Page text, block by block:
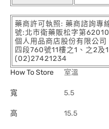
藥商許可執照: 藥商諮詢
號:北市衛藥販松字第
個人用品商店股份有限公
四段760號11樓之1、之2及
(02)27421234
How To Store
室溫
寬 5.5
高 15.5